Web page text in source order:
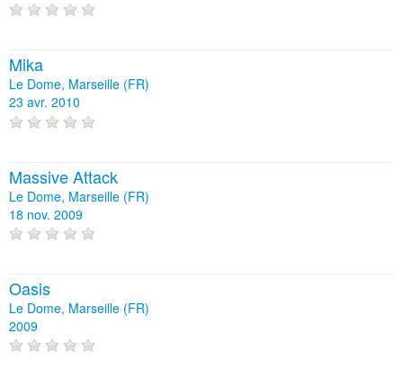
Mika
Le Dome, Marseille (FR)
23 avr. 2010
Massive Attack
Le Dome, Marseille (FR)
18 nov. 2009
Oasis
Le Dome, Marseille (FR)
2009